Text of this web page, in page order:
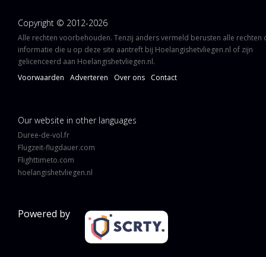
Copyright © 2012-2026
Alle rechten voorbehouden. Tenzij anders vermeld berusten alle rechten
informatie die u op deze site aantreft bij Hoelangishetvliegen.nl of zijn
gelicenceerd aan Hoelangishetvliegen.nl.
Voorwaarden
Adverteren Over ons Contact
Our website in other languages
Duree-de-vol.fr
Flugzeit-flugdauer.com
Flighttimeto.com
hoelangishetvliegen.nl
Powered by